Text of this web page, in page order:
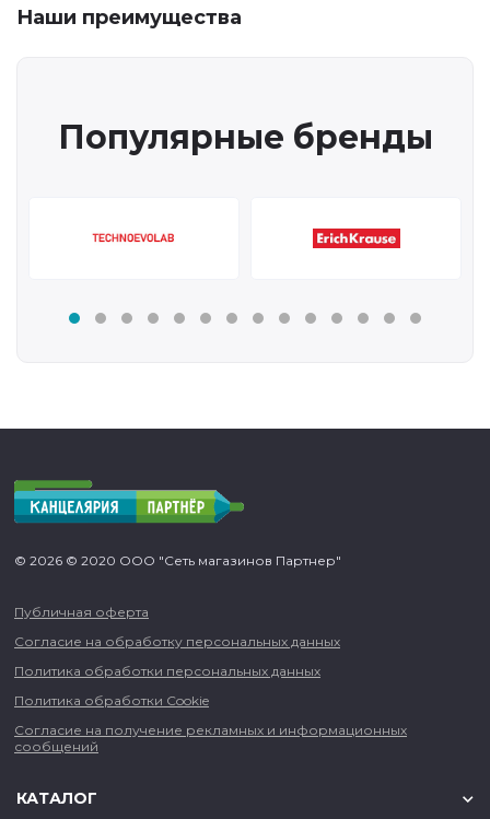
Наши преимущества
Популярные бренды
© 2026 © 2020 ООО "Сеть магазинов Партнер"
Публичная оферта
Согласие на обработку персональных данных
Политика обработки персональных данных
Политика обработки Cookie
Согласие на получение рекламных и информационных
сообщений
КАТАЛОГ